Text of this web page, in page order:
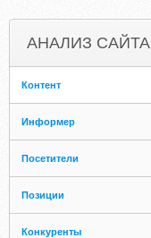
АНАЛИЗ САЙТА
Контент
Информер
Посетители
Позиции
Конкуренты